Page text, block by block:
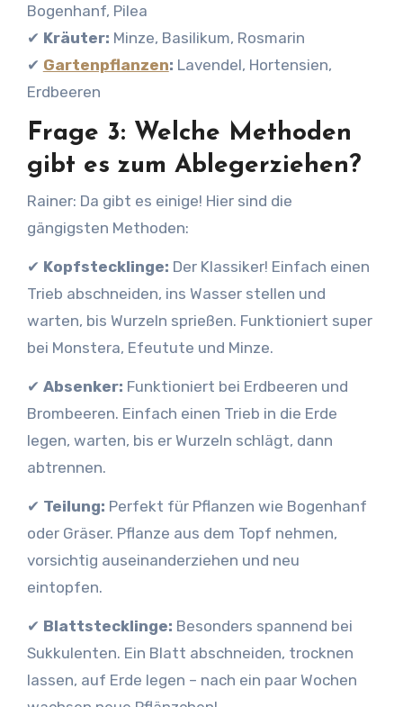
Bogenhanf, Pilea
✔ Kräuter: Minze, Basilikum, Rosmarin
✔ Gartenpflanzen: Lavendel, Hortensien,
Erdbeeren
Frage 3: Welche Methoden
gibt es zum Ablegerziehen?
Rainer: Da gibt es einige! Hier sind die
gängigsten Methoden:
✔ Kopfstecklinge: Der Klassiker! Einfach einen
Trieb abschneiden, ins Wasser stellen und
warten, bis Wurzeln sprießen. Funktioniert super
bei Monstera, Efeutute und Minze.
✔ Absenker: Funktioniert bei Erdbeeren und
Brombeeren. Einfach einen Trieb in die Erde
legen, warten, bis er Wurzeln schlägt, dann
abtrennen.
✔ Teilung: Perfekt für Pflanzen wie Bogenhanf
oder Gräser. Pflanze aus dem Topf nehmen,
vorsichtig auseinanderziehen und neu
eintopfen.
✔ Blattstecklinge: Besonders spannend bei
Sukkulenten. Ein Blatt abschneiden, trocknen
lassen, auf Erde legen – nach ein paar Wochen